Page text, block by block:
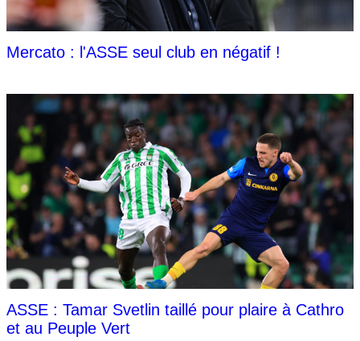
Mercato : l'ASSE seul club en négatif !
ASSE : Tamar Svetlin taillé pour plaire à Cathro
et au Peuple Vert